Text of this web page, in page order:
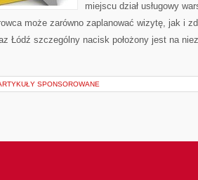
miejscu dział usługowy
może zarówno zaplanować wizytę, jak i
Łódź szczególny nacisk położony jest na
SPONSOROWANE